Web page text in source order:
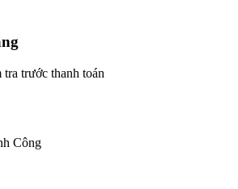
trước thanh toán
Công